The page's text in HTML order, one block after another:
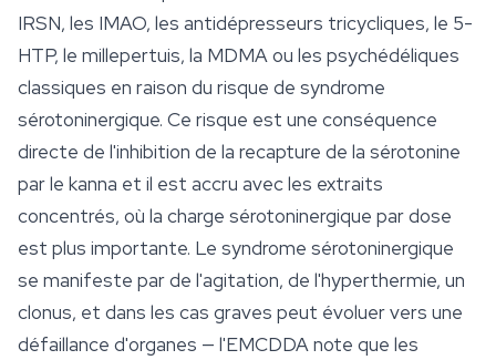
IRSN, les IMAO, les antidépresseurs tricycliques, le 5-
HTP, le millepertuis, la MDMA ou les psychédéliques
classiques en raison du risque de syndrome
sérotoninergique. Ce risque est une conséquence
directe de l'inhibition de la recapture de la sérotonine
par le kanna et il est accru avec les extraits
concentrés, où la charge sérotoninergique par dose
est plus importante. Le syndrome sérotoninergique
se manifeste par de l'agitation, de l'hyperthermie, un
clonus, et dans les cas graves peut évoluer vers une
défaillance d'organes — l'EMCDDA note que les